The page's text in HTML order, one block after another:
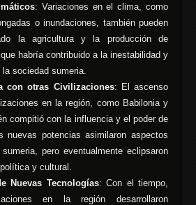
: Variaciones en el clima, como
o inundaciones, también pueden
la agricultura y la producción de
habría contribuido a la inestabilidad y
sociedad sumeria.
con otras Civilizaciones: El ascenso
en la región, como Babilonia y
compitió con la influencia y el poder de
nuevas potencias asimilaron aspectos
pero eventualmente eclipsaron
y cultural.
Nuevas Tecnologías: Con el tiempo,
en la región desarrollaron